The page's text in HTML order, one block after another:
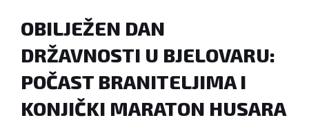
OBILJEŽEN DAN
DRŽAVNOSTI U BJELOVARU:
POČAST BRANITELJIMA I
KONJIČKI MARATON HUSARA